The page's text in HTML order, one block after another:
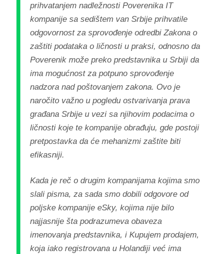
prihvatanjem nadležnosti Poverenika IT
kompanije sa sedištem van Srbije prihvatile
odgovornost za sprovođenje odredbi Zakona o
zaštiti podataka o ličnosti u praksi, odnosno da
Poverenik može preko predstavnika u Srbiji da
ima mogućnost za potpuno sprovođenje
nadzora nad poštovanjem zakona. Ovo je
naročito važno u pogledu ostvarivanja prava
građana Srbije u vezi sa njihovim podacima o
ličnosti koje te kompanije obrađuju, gde postoji
pretpostavka da će mehanizmi zaštite biti
efikasniji.
Kada je reč o drugim kompanijama kojima smo
slali pisma, za sada smo dobili odgovore od
poljske kompanije eSky, kojima nije bilo
najjasnije šta podrazumeva obaveza
imenovanja predstavnika, i Kupujem prodajem,
koja iako registrovana u Holandiji već ima